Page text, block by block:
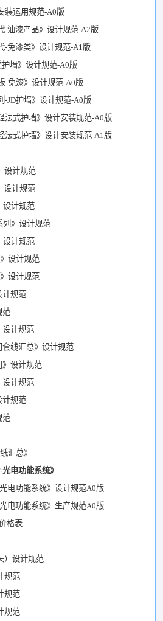
运用规范-A0版
漆产品》设计规范-A2版
免漆类》设计规范-A1版
墙》设计规范-A0版
免漆》设计规范-A0版
护墙》设计规范-A0版
式护墙》设计安装规范-A0版
式护墙》设计安装规范-A1版
设计规范
计规范
计规范
》设计规范
计规范
设计规范
设计规范
规范
范
计规范
线汇总》设计规范
设计规范
计规范
规范
范
汇总》
电功能系统》
功能系统》设计规范A0版
功能系统》生产规范A0版
格表
设计规范
规范
规范
规范